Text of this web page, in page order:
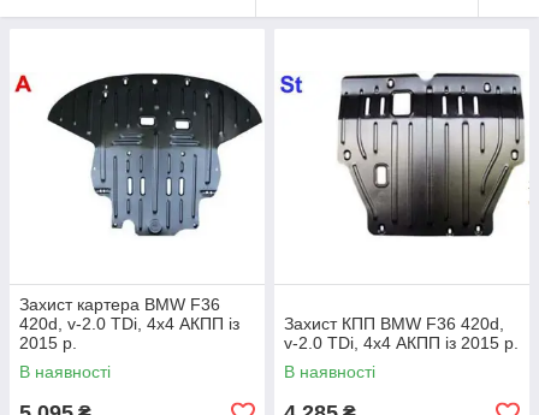
Захист картера BMW F36
420d, v-2.0 TDi, 4x4 АКПП із
2015 р.
В наявності
Захист КПП BMW F36 420d,
v-2.0 TDi, 4x4 АКПП із 2015 р.
В наявності